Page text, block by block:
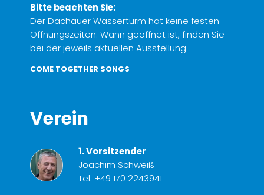
Bitte beachten Sie:
Der Dachauer Wasserturm hat keine festen
Öffnungszeiten. Wann geöffnet ist, finden Sie
bei der jeweils aktuellen Ausstellung.
COME TOGETHER SONGS
Verein
1. Vorsitzender
Joachim Schweiß
Tel: +49 170 2243941